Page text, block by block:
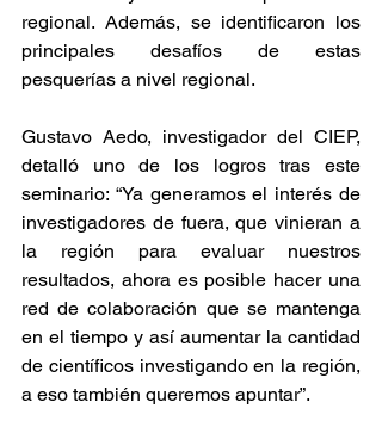
regional. Además, se identificaron los
principales desafíos de estas
pesquerías a nivel regional.
Gustavo Aedo, investigador del CIEP,
detalló uno de los logros tras este
seminario: “Ya generamos el interés de
investigadores de fuera, que vinieran a
la región para evaluar nuestros
resultados, ahora es posible hacer una
red de colaboración que se mantenga
en el tiempo y así aumentar la cantidad
de científicos investigando en la región,
a eso también queremos apuntar”.